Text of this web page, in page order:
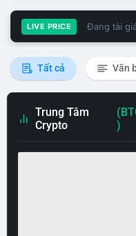
LIVE PRICE Đang tải
Tất cả Văn
Trung Tâm
Crypto
)